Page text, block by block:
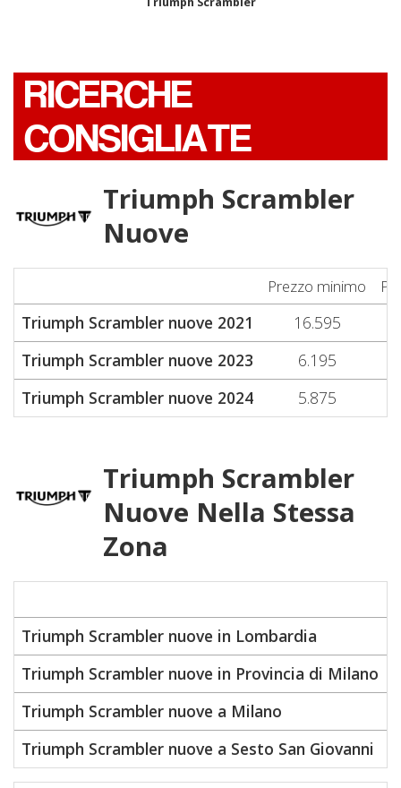
RICERCHE
CONSIGLIATE
Triumph Scrambler
Nuove
Prezzo minimo
Triumph Scrambler nuove 2021
16.595
Triumph Scrambler nuove 2023
6.195
Triumph Scrambler nuove 2024
5.875
Triumph Scrambler
Nuove Nella Stessa
Zona
Triumph Scrambler nuove in Lombardia
Triumph Scrambler nuove in Provincia di Milano
Triumph Scrambler nuove a Milano
Triumph Scrambler nuove a Sesto San Giovanni